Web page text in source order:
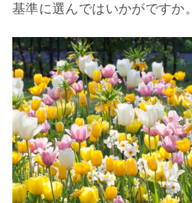
基準に選んではいかがですか。